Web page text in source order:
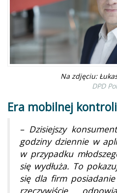
Na zdjęciu:
DPD
Era mobilnej
– Dzisiejszy
godziny dziennie w
w przypadku
się wydłuża. To
się dla firm
rzeczywiście